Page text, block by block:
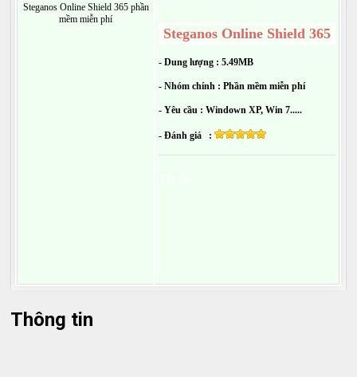
Steganos Online Shield 365 phần
mềm miễn phí
Steganos Online Shield 365
- Dung lượng : 5.49MB
- Nhóm chính : Phần mềm miễn phí
- Yêu cầu : Windown XP, Win 7.....
- Đánh giá :
Thông tin